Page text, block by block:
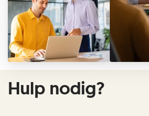
Hulp nodig?